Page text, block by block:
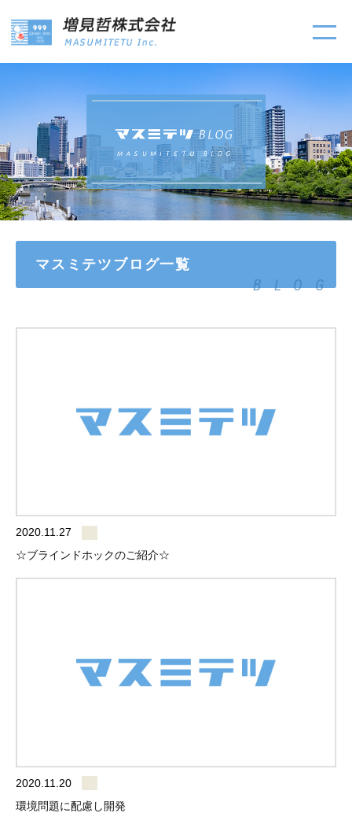
マスミテツブログ一覧
BLOG
2020.11.27
☆ブラインドホックのご紹介☆
2020.11.20
環境問題に配慮し開発